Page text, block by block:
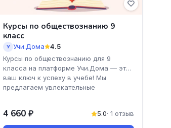
Курсы по обществознанию 9
класс
У Учи.Дома
4.5
Курсы по обществознанию для 9
класса на платформе Учи.Дома — это
ваш ключ к успеху в учебе! Мы
предлагаем увлекательные
4 660 ₽ 5.0· 1 отзыв